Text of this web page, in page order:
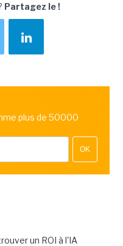
Partagez le !
plus de 50000
OK
un ROI à l'IA